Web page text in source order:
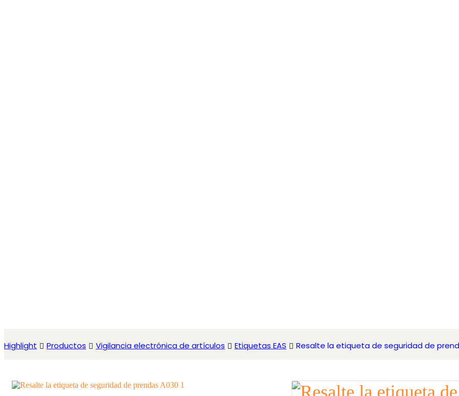
Highlight Productos Vigilancia electrónica de artículos Etiquetas EAS Resalte la etiqueta de seguridad de